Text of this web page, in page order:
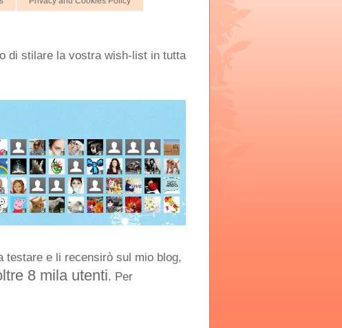
di stilare la vostra wish-list in tutta
testare e li recensirò sul mio blog,
8 mila utenti. Per